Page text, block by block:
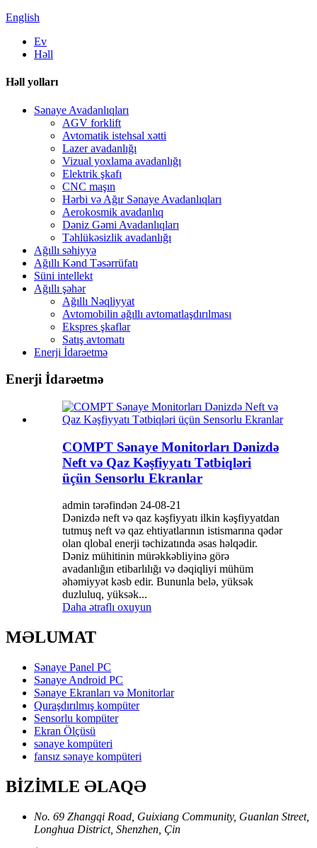
English
Ev
Həll
Həll yolları
Sənaye Avadanlıqları
AGV forklift
Avtomatik istehsal xətti
Lazer avadanlığı
Vizual yoxlama avadanlığı
Elektrik şkafı
CNC maşın
Hərbi və Ağır Sənaye Avadanlıqları
Aerokosmik avadanlıq
Dəniz Gəmi Avadanlıqları
Təhlükəsizlik avadanlığı
Ağıllı səhiyyə
Ağıllı Kənd Təsərrüfatı
Süni intellekt
Ağıllı şəhər
Ağıllı Nəqliyyat
Avtomobilin ağıllı avtomatlaşdırılması
Ekspres şkaflar
Satış avtomatı
Enerji İdarəetmə
Enerji İdarəetmə
COMPT Sənaye Monitorları Dənizdə
Neft və Qaz Kəşfiyyatı Tətbiqləri
üçün Sensorlu Ekranlar
admin tərəfindən 24-08-21
Dənizdə neft və qaz kəşfiyyatı ilkin kəşfiyyatdan
tutmuş neft və qaz ehtiyatlarının istismarına qədər
olan qlobal enerji təchizatında əsas həlqədir.
Dəniz mühitinin mürəkkəbliyinə görə
avadanlığın etibarlılığı və dəqiqliyi mühüm
əhəmiyyət kəsb edir. Bununla belə, yüksək
duzluluq, yüksək...
Daha ətraflı oxuyun
MƏLUMAT
Sənaye Panel PC
Sənaye Android PC
Sənaye Ekranları və Monitorlar
Quraşdırılmış kompüter
Sensorlu kompüter
Ekran Ölçüsü
sənaye kompüteri
fansız sənaye kompüteri
BİZİMLE ƏLAQƏ
No. 69 Zhangqi Road, Guixiang Community, Guanlan Street,
Longhua District, Shenzhen, Çin